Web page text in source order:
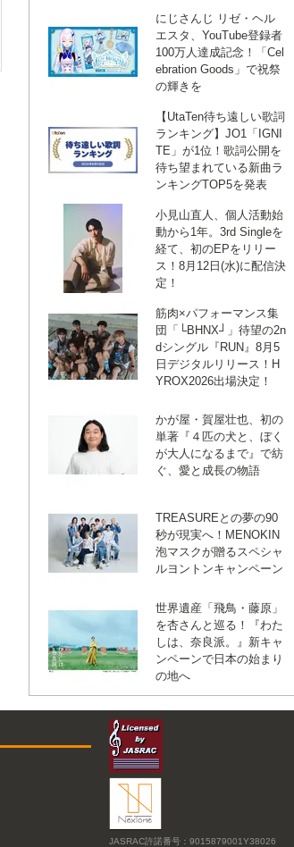
にじさんじ リゼ・ヘル
エスタ、YouTube登録者
100万人達成記念！「Cel
ebration Goods」で祝祭
の輝きを
【UtaTen待ち遠しい歌詞
ランキング】JO1「IGNI
TE」が1位！歌詞公開を
待ち望まれている新曲ラ
ンキングTOP5を発表
小見山直人、個人活動始
動から1年。3rd Singleを
経て、初のEPをリリー
ス！8月12日(水)に配信決
定！
筋肉×パフォーマンス集
団「└BHNX┘」待望の2n
dシングル『RUN』8月5
日デジタルリリース！H
YROX2026出場決定！
かが屋・賀屋壮也、初の
単著『４匹の犬と、ぼく
が大人になるまで』で紡
ぐ、愛と成長の物語
TREASUREとの夢の90
秒が現実へ！MENOKIN
泡マスクが贈るスペシャ
ルヨントンキャンペーン
世界遺産「飛鳥・藤原」
を杏さんと巡る！『わた
しは、奈良派。』新キャ
ンペーンで日本の始まり
の地へ
JASRAC許諾番号：9015879001Y38026